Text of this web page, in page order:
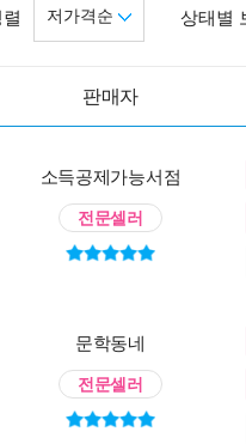
상태별
저가격순
판매자
소득공제가능서점
전문셀러
문학동네
전문셀러